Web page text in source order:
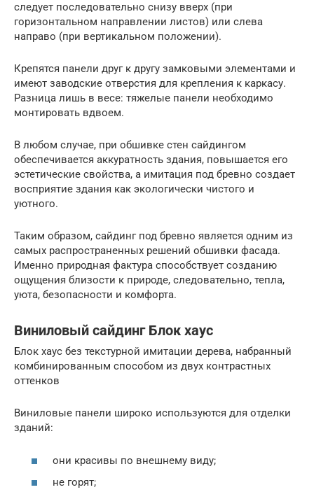
следует последовательно снизу вверх (при
горизонтальном направлении листов) или слева
направо (при вертикальном положении).
Крепятся панели друг к другу замковыми элементами и
имеют заводские отверстия для крепления к каркасу.
Разница лишь в весе: тяжелые панели необходимо
монтировать вдвоем.
В любом случае, при обшивке стен сайдингом
обеспечивается аккуратность здания, повышается его
эстетические свойства, а имитация под бревно создает
восприятие здания как экологически чистого и
уютного.
Таким образом, сайдинг под бревно является одним из
самых распространенных решений обшивки фасада.
Именно природная фактура способствует созданию
ощущения близости к природе, следовательно, тепла,
уюта, безопасности и комфорта.
Виниловый сайдинг Блок хаус
Блок хаус без текстурной имитации дерева, набранный
комбинированным способом из двух контрастных
оттенков
Виниловые панели широко используются для отделки
зданий:
они красивы по внешнему виду;
не горят;